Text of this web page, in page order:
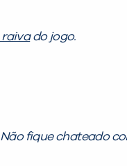
raivado jogo.
Não fique chateado